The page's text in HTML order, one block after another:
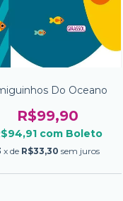
Do Oceano
R$99,90
com Boleto
x de R$33,30 sem juros